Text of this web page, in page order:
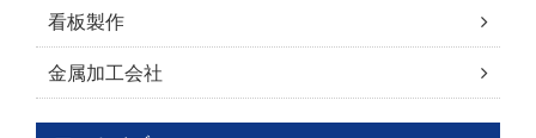
看板製作
金属加工会社